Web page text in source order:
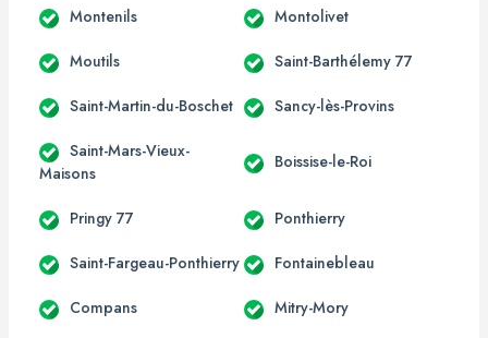
Montenils Montolivet
Moutils Saint-Barthélemy 77
Saint-Martin-du-Boschet Sancy-lès-Provins
Saint-Mars-Vieux-
Maisons
Boissise-le-Roi
Pringy 77 Ponthierry
Saint-Fargeau-Ponthierry Fontainebleau
Compans Mitry-Mory